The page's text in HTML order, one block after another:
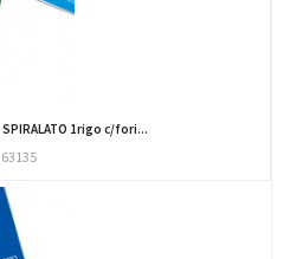
SPIRALATO 1rigo c/fori...
63135